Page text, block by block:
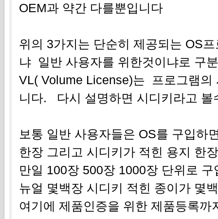
OEM과 약간 다를뿐입니다
위의 3가지는 단순히 제공되는 OS
냐 일반 사용자를 위한것이냐로 구
VL( Volume License)는 프로그램의
니다. 다시 설명하면 시디키라고 볼
보통 일반 사용자들은 OS를 구입하
한장 그리고 시디키가 적힌 용지 한
만일 100장 500장 1000장 단위로
뉴얼 몇백장 시디키 적힌 종이가 몇
여기에 제품인증을 위한 제품등록